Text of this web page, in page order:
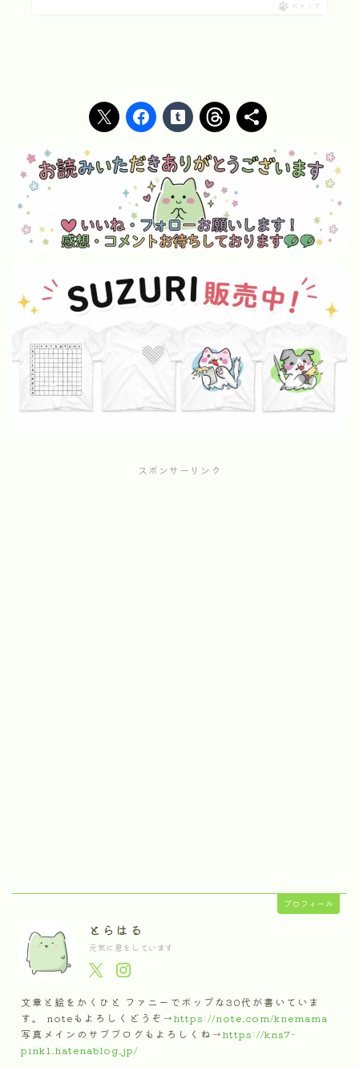
ポチップ
スポンサーリンク
プロフィール
とらはる
元気に息をしています
文章と絵をかくひと ファニーでポップな30代が書いていま
す。 noteもよろしくどうぞ→https://note.com/knemama
写真メインのサブブログもよろしくね→https://kns7-
pink1.hatenablog.jp/